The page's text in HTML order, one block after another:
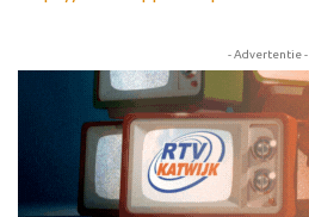
- Advertentie -